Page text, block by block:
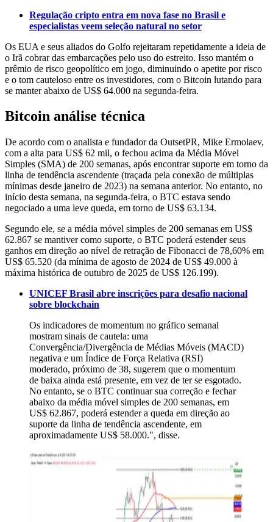
Regulação cripto entra em nova fase no Brasil e
especialistas veem seleção natural no setor
Os EUA e seus aliados do Golfo rejeitaram repetidamente a ideia de
o Irã cobrar das embarcações pelo uso do estreito. Isso mantém o
prêmio de risco geopolítico em jogo, diminuindo o apetite por risco
e o tom cauteloso entre os investidores, com o Bitcoin lutando para
se manter abaixo de US$ 64.000 na segunda-feira.
Bitcoin análise técnica
De acordo com o analista e fundador da OutsetPR, Mike Ermolaev,
com a alta para US$ 62 mil, o fechou acima da Média Móvel
Simples (SMA) de 200 semanas, após encontrar suporte em torno da
linha de tendência ascendente (traçada pela conexão de múltiplas
mínimas desde janeiro de 2023) na semana anterior. No entanto, no
início desta semana, na segunda-feira, o BTC estava sendo
negociado a uma leve queda, em torno de US$ 63.134.
Segundo ele, se a média móvel simples de 200 semanas em US$
62.867 se mantiver como suporte, o BTC poderá estender seus
ganhos em direção ao nível de retração de Fibonacci de 78,60% em
US$ 65.520 (da mínima de agosto de 2024 de US$ 49.000 à
máxima histórica de outubro de 2025 de US$ 126.199).
UNICEF Brasil abre inscrições para desafio nacional
sobre blockchain
Os indicadores de momentum no gráfico semanal
mostram sinais de cautela: uma
Convergência/Divergência de Médias Móveis (MACD)
negativa e um Índice de Força Relativa (RSI)
moderado, próximo de 38, sugerem que o momentum
de baixa ainda está presente, em vez de ter se esgotado.
No entanto, se o BTC continuar sua correção e fechar
abaixo da média móvel simples de 200 semanas, em
US$ 62.867, poderá estender a queda em direção ao
suporte da linha de tendência ascendente, em
aproximadamente US$ 58.000.", disse.